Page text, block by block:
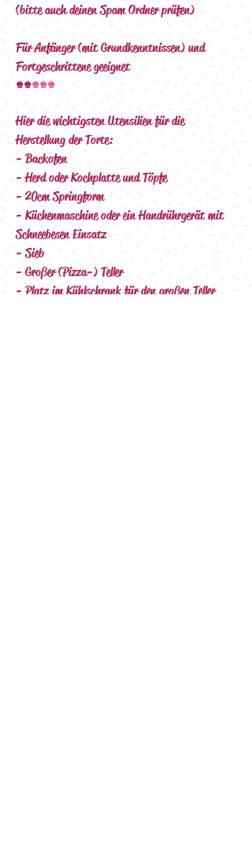
(bitte auch deinen Spam Ordner prüfen)
Für Anfänger (mit Grundkenntnissen) und
Fortgeschrittene geeignet
+++++
Hier die wichtigsten Utensilien für die
Herstellung der Torte:
- Backofen
- Herd oder Kochplatte und Töpfe
- 20cm Springform
- Küchenmaschine oder ein Handrührgerät mit
Schneebesen Einsatz
- Sieb
- Großer (Pizza-) Teller
- Platz im Kühlschrank für den großen Teller